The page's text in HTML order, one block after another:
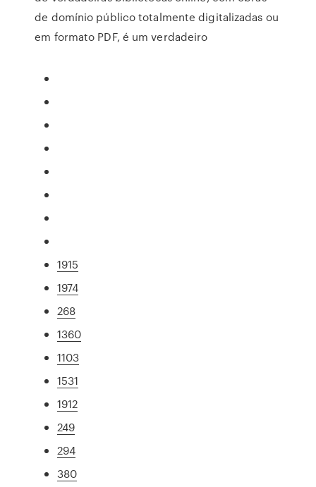
de domínio público totalmente digitalizadas ou
em formato PDF, é um verdadeiro
1915
1974
268
1360
1103
1531
1912
249
294
380